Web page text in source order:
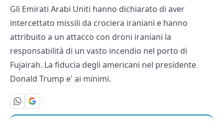
Gli Emirati Arabi Uniti hanno dichiarato di aver
intercettato missili da crociera iraniani e hanno
attribuito a un attacco con droni iraniani la
responsabilità di un vasto incendio nel porto di
Fujairah. La fiducia degli americani nel presidente
Donald Trump e' ai minimi.